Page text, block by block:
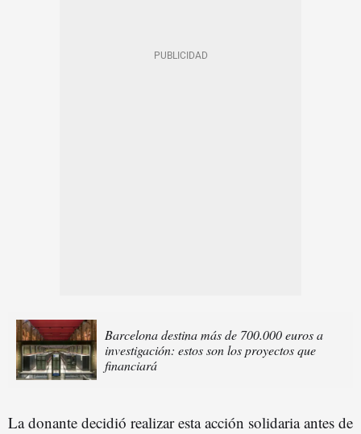
Barcelona destina más de 700.000 euros a
investigación: estos son los proyectos que
financiará
La donante decidió realizar esta acción solidaria antes de